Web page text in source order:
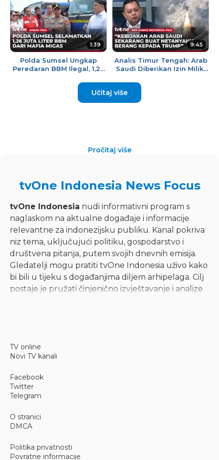
Menewaskan Satu Orang
1:39
Polda Sumsel Ungkap
Peredaran BBM Ilegal, 1,26
Diselamatkan | Kabar Pagi
9:45
Analis Timur Tengah: Arab
Saudi Diberikan Izin Miliki
Učitaj više
Pročitaj više
tvOne Indonesia News Focus
tvOne Indonesia nudi informativni program s
naglaskom na aktualne događaje i informacije
relevantne za indonezijsku publiku. Kanal pokriva
niz tema, uključujući politiku, gospodarstvo i
društvena pitanja, putem svojih dnevnih emisija.
Gledatelji mogu pratiti tvOne Indonesia uživo kako
bi bili u tijeku s događanjima diljem arhipelaga. Cilj
postaje je pružati činjenično izvještavanje i analize
Uz izravne vijesti, kanal nudi i talk showove koji
programi često okupljaju novinare, analitičare i
javne osobe kako bi detaljnije ispitali priče. Format
su upravljanje, pravo i javna politika. Za one koji su
zainteresirani za suštinski dijalog, emiter nudi
komentare.
TV online
Novi TV kanali
Facebook
Twitter
Telegram
O stranici
DMCA
Politika privatnosti
Povratne informacije